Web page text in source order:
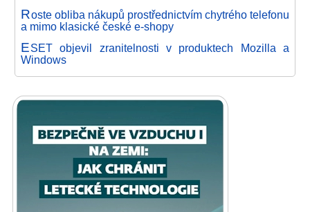
Roste obliba nákupů prostřednictvím chytrého telefonu
a mimo klasické české e-shopy
ESET objevil zranitelnosti v produktech Mozilla a
Windows